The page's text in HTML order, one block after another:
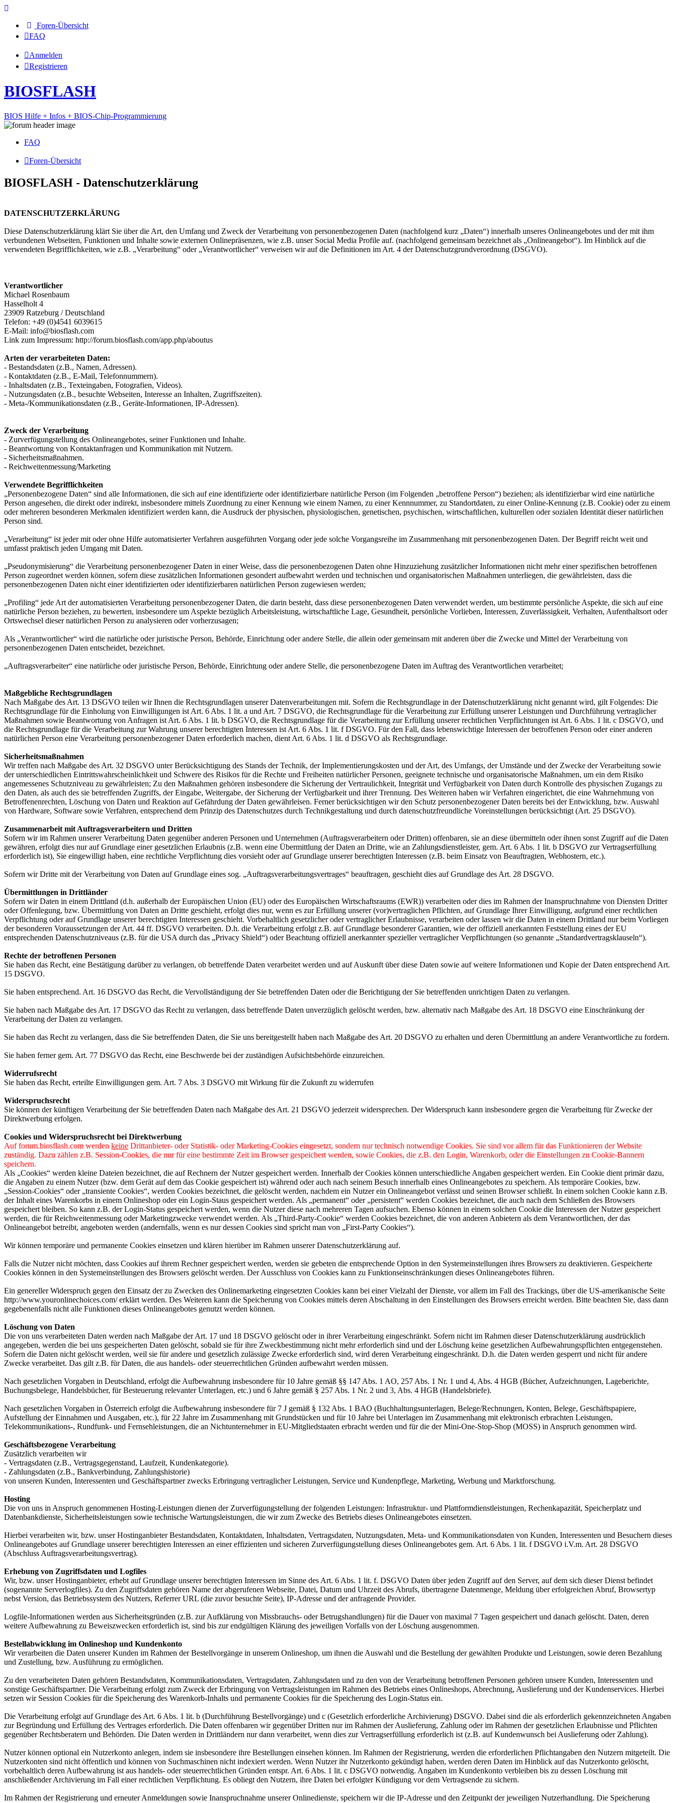
Foren-Übersicht
FAQ
Anmelden
Registrieren
BIOSFLASH
BIOS Hilfe + Infos + BIOS-Chip-Programmierung
FAQ
Foren-Übersicht
BIOSFLASH - Datenschutzerklärung
DATENSCHUTZERKLÄRUNG
Diese Datenschutzerklärung klärt Sie über die Art, den Umfang und Zweck der Verarbeitung von personenbezogenen Daten (nachfolgend kurz „Daten“) innerhalb unseres Onlineangebotes und der mit ihm
verbundenen Webseiten, Funktionen und Inhalte sowie externen Onlinepräsenzen, wie z.B. unser Social Media Profile auf. (nachfolgend gemeinsam bezeichnet als „Onlineangebot“). Im Hinblick auf die
verwendeten Begrifflichkeiten, wie z.B. „Verarbeitung“ oder „Verantwortlicher“ verweisen wir auf die Definitionen im Art. 4 der Datenschutzgrundverordnung (DSGVO).
Verantwortlicher
Michael Rosenbaum
Hasselholt 4
23909 Ratzeburg / Deutschland
Telefon: +49 (0)4541 6039615
E-Mail: info@biosflash.com
Link zum Impressum: http://forum.biosflash.com/app.php/aboutus
Arten der verarbeiteten Daten:
- Bestandsdaten (z.B., Namen, Adressen).
- Kontaktdaten (z.B., E-Mail, Telefonnummern).
- Inhaltsdaten (z.B., Texteingaben, Fotografien, Videos).
- Nutzungsdaten (z.B., besuchte Webseiten, Interesse an Inhalten, Zugriffszeiten).
- Meta-/Kommunikationsdaten (z.B., Geräte-Informationen, IP-Adressen).
Zweck der Verarbeitung
- Zurverfügungstellung des Onlineangebotes, seiner Funktionen und Inhalte.
- Beantwortung von Kontaktanfragen und Kommunikation mit Nutzern.
- Sicherheitsmaßnahmen.
- Reichweitenmessung/Marketing
Verwendete Begrifflichkeiten
„Personenbezogene Daten“ sind alle Informationen, die sich auf eine identifizierte oder identifizierbare natürliche Person (im Folgenden „betroffene Person“) beziehen; als identifizierbar wird eine natürliche
Person angesehen, die direkt oder indirekt, insbesondere mittels Zuordnung zu einer Kennung wie einem Namen, zu einer Kennnummer, zu Standortdaten, zu einer Online-Kennung (z.B. Cookie) oder zu einem
oder mehreren besonderen Merkmalen identifiziert werden kann, die Ausdruck der physischen, physiologischen, genetischen, psychischen, wirtschaftlichen, kulturellen oder sozialen Identität dieser natürlichen
Person sind.
„Verarbeitung“ ist jeder mit oder ohne Hilfe automatisierter Verfahren ausgeführten Vorgang oder jede solche Vorgangsreihe im Zusammenhang mit personenbezogenen Daten. Der Begriff reicht weit und
umfasst praktisch jeden Umgang mit Daten.
„Pseudonymisierung“ die Verarbeitung personenbezogener Daten in einer Weise, dass die personenbezogenen Daten ohne Hinzuziehung zusätzlicher Informationen nicht mehr einer spezifischen betroffenen
Person zugeordnet werden können, sofern diese zusätzlichen Informationen gesondert aufbewahrt werden und technischen und organisatorischen Maßnahmen unterliegen, die gewährleisten, dass die
personenbezogenen Daten nicht einer identifizierten oder identifizierbaren natürlichen Person zugewiesen werden;
„Profiling“ jede Art der automatisierten Verarbeitung personenbezogener Daten, die darin besteht, dass diese personenbezogenen Daten verwendet werden, um bestimmte persönliche Aspekte, die sich auf eine
natürliche Person beziehen, zu bewerten, insbesondere um Aspekte bezüglich Arbeitsleistung, wirtschaftliche Lage, Gesundheit, persönliche Vorlieben, Interessen, Zuverlässigkeit, Verhalten, Aufenthaltsort oder
Ortswechsel dieser natürlichen Person zu analysieren oder vorherzusagen;
Als „Verantwortlicher“ wird die natürliche oder juristische Person, Behörde, Einrichtung oder andere Stelle, die allein oder gemeinsam mit anderen über die Zwecke und Mittel der Verarbeitung von
personenbezogenen Daten entscheidet, bezeichnet.
„Auftragsverarbeiter“ eine natürliche oder juristische Person, Behörde, Einrichtung oder andere Stelle, die personenbezogene Daten im Auftrag des Verantwortlichen verarbeitet;
Maßgebliche Rechtsgrundlagen
Nach Maßgabe des Art. 13 DSGVO teilen wir Ihnen die Rechtsgrundlagen unserer Datenverarbeitungen mit. Sofern die Rechtsgrundlage in der Datenschutzerklärung nicht genannt wird, gilt Folgendes: Die
Rechtsgrundlage für die Einholung von Einwilligungen ist Art. 6 Abs. 1 lit. a und Art. 7 DSGVO, die Rechtsgrundlage für die Verarbeitung zur Erfüllung unserer Leistungen und Durchführung vertraglicher
Maßnahmen sowie Beantwortung von Anfragen ist Art. 6 Abs. 1 lit. b DSGVO, die Rechtsgrundlage für die Verarbeitung zur Erfüllung unserer rechtlichen Verpflichtungen ist Art. 6 Abs. 1 lit. c DSGVO, und
die Rechtsgrundlage für die Verarbeitung zur Wahrung unserer berechtigten Interessen ist Art. 6 Abs. 1 lit. f DSGVO. Für den Fall, dass lebenswichtige Interessen der betroffenen Person oder einer anderen
natürlichen Person eine Verarbeitung personenbezogener Daten erforderlich machen, dient Art. 6 Abs. 1 lit. d DSGVO als Rechtsgrundlage.
Sicherheitsmaßnahmen
Wir treffen nach Maßgabe des Art. 32 DSGVO unter Berücksichtigung des Stands der Technik, der Implementierungskosten und der Art, des Umfangs, der Umstände und der Zwecke der Verarbeitung sowie
der unterschiedlichen Eintrittswahrscheinlichkeit und Schwere des Risikos für die Rechte und Freiheiten natürlicher Personen, geeignete technische und organisatorische Maßnahmen, um ein dem Risiko
angemessenes Schutzniveau zu gewährleisten; Zu den Maßnahmen gehören insbesondere die Sicherung der Vertraulichkeit, Integrität und Verfügbarkeit von Daten durch Kontrolle des physischen Zugangs zu
den Daten, als auch des sie betreffenden Zugriffs, der Eingabe, Weitergabe, der Sicherung der Verfügbarkeit und ihrer Trennung. Des Weiteren haben wir Verfahren eingerichtet, die eine Wahrnehmung von
Betroffenenrechten, Löschung von Daten und Reaktion auf Gefährdung der Daten gewährleisen. Ferner berücksichtigen wir den Schutz personenbezogener Daten bereits bei der Entwicklung, bzw. Auswahl
von Hardware, Software sowie Verfahren, entsprechend dem Prinzip des Datenschutzes durch Technikgestaltung und durch datenschutzfreundliche Voreinstellungen berücksichtigt (Art. 25 DSGVO).
Zusammenarbeit mit Auftragsverarbeitern und Dritten
Sofern wir im Rahmen unserer Verarbeitung Daten gegenüber anderen Personen und Unternehmen (Auftragsverarbeitern oder Dritten) offenbaren, sie an diese übermitteln oder ihnen sonst Zugriff auf die Daten
gewähren, erfolgt dies nur auf Grundlage einer gesetzlichen Erlaubnis (z.B. wenn eine Übermittlung der Daten an Dritte, wie an Zahlungsdienstleister, gem. Art. 6 Abs. 1 lit. b DSGVO zur Vertragserfüllung
erforderlich ist), Sie eingewilligt haben, eine rechtliche Verpflichtung dies vorsieht oder auf Grundlage unserer berechtigten Interessen (z.B. beim Einsatz von Beauftragten, Webhostern, etc.).
Sofern wir Dritte mit der Verarbeitung von Daten auf Grundlage eines sog. „Auftragsverarbeitungsvertrages“ beauftragen, geschieht dies auf Grundlage des Art. 28 DSGVO.
Übermittlungen in Drittländer
Sofern wir Daten in einem Drittland (d.h. außerhalb der Europäischen Union (EU) oder des Europäischen Wirtschaftsraums (EWR)) verarbeiten oder dies im Rahmen der Inanspruchnahme von Diensten Dritter
oder Offenlegung, bzw. Übermittlung von Daten an Dritte geschieht, erfolgt dies nur, wenn es zur Erfüllung unserer (vor)vertraglichen Pflichten, auf Grundlage Ihrer Einwilligung, aufgrund einer rechtlichen
Verpflichtung oder auf Grundlage unserer berechtigten Interessen geschieht. Vorbehaltlich gesetzlicher oder vertraglicher Erlaubnisse, verarbeiten oder lassen wir die Daten in einem Drittland nur beim Vorliegen
der besonderen Voraussetzungen der Art. 44 ff. DSGVO verarbeiten. D.h. die Verarbeitung erfolgt z.B. auf Grundlage besonderer Garantien, wie der offiziell anerkannten Feststellung eines der EU
entsprechenden Datenschutzniveaus (z.B. für die USA durch das „Privacy Shield“) oder Beachtung offiziell anerkannter spezieller vertraglicher Verpflichtungen (so genannte „Standardvertragsklauseln“).
Rechte der betroffenen Personen
Sie haben das Recht, eine Bestätigung darüber zu verlangen, ob betreffende Daten verarbeitet werden und auf Auskunft über diese Daten sowie auf weitere Informationen und Kopie der Daten entsprechend Art.
15 DSGVO.
Sie haben entsprechend. Art. 16 DSGVO das Recht, die Vervollständigung der Sie betreffenden Daten oder die Berichtigung der Sie betreffenden unrichtigen Daten zu verlangen.
Sie haben nach Maßgabe des Art. 17 DSGVO das Recht zu verlangen, dass betreffende Daten unverzüglich gelöscht werden, bzw. alternativ nach Maßgabe des Art. 18 DSGVO eine Einschränkung der
Verarbeitung der Daten zu verlangen.
Sie haben das Recht zu verlangen, dass die Sie betreffenden Daten, die Sie uns bereitgestellt haben nach Maßgabe des Art. 20 DSGVO zu erhalten und deren Übermittlung an andere Verantwortliche zu fordern.
Sie haben ferner gem. Art. 77 DSGVO das Recht, eine Beschwerde bei der zuständigen Aufsichtsbehörde einzureichen.
Widerrufsrecht
Sie haben das Recht, erteilte Einwilligungen gem. Art. 7 Abs. 3 DSGVO mit Wirkung für die Zukunft zu widerrufen
Widerspruchsrecht
Sie können der künftigen Verarbeitung der Sie betreffenden Daten nach Maßgabe des Art. 21 DSGVO jederzeit widersprechen. Der Widerspruch kann insbesondere gegen die Verarbeitung für Zwecke der
Direktwerbung erfolgen.
Cookies und Widerspruchsrecht bei Direktwerbung
Auf forum.biosflash.com werden keine Drittanbieter- oder Statistik- oder Marketing-Cookies eingesetzt, sondern nur technisch notwendige Cookies. Sie sind vor allem für das Funktionieren der Website
zuständig. Dazu zählen z.B. Session-Cookies, die nur für eine bestimmte Zeit im Browser gespeichert werden, sowie Cookies, die z.B. den Login, Warenkorb, oder die Einstellungen zu Cookie-Bannern
speichern.
Als „Cookies“ werden kleine Dateien bezeichnet, die auf Rechnern der Nutzer gespeichert werden. Innerhalb der Cookies können unterschiedliche Angaben gespeichert werden. Ein Cookie dient primär dazu,
die Angaben zu einem Nutzer (bzw. dem Gerät auf dem das Cookie gespeichert ist) während oder auch nach seinem Besuch innerhalb eines Onlineangebotes zu speichern. Als temporäre Cookies, bzw.
„Session-Cookies“ oder „transiente Cookies“, werden Cookies bezeichnet, die gelöscht werden, nachdem ein Nutzer ein Onlineangebot verlässt und seinen Browser schließt. In einem solchen Cookie kann z.B.
der Inhalt eines Warenkorbs in einem Onlineshop oder ein Login-Staus gespeichert werden. Als „permanent“ oder „persistent“ werden Cookies bezeichnet, die auch nach dem Schließen des Browsers
gespeichert bleiben. So kann z.B. der Login-Status gespeichert werden, wenn die Nutzer diese nach mehreren Tagen aufsuchen. Ebenso können in einem solchen Cookie die Interessen der Nutzer gespeichert
werden, die für Reichweitenmessung oder Marketingzwecke verwendet werden. Als „Third-Party-Cookie“ werden Cookies bezeichnet, die von anderen Anbietern als dem Verantwortlichen, der das
Onlineangebot betreibt, angeboten werden (andernfalls, wenn es nur dessen Cookies sind spricht man von „First-Party Cookies“).
Wir können temporäre und permanente Cookies einsetzen und klären hierüber im Rahmen unserer Datenschutzerklärung auf.
Falls die Nutzer nicht möchten, dass Cookies auf ihrem Rechner gespeichert werden, werden sie gebeten die entsprechende Option in den Systemeinstellungen ihres Browsers zu deaktivieren. Gespeicherte
Cookies können in den Systemeinstellungen des Browsers gelöscht werden. Der Ausschluss von Cookies kann zu Funktionseinschränkungen dieses Onlineangebotes führen.
Ein genereller Widerspruch gegen den Einsatz der zu Zwecken des Onlinemarketing eingesetzten Cookies kann bei einer Vielzahl der Dienste, vor allem im Fall des Trackings, über die US-amerikanische Seite
http://www.youronlinechoices.com/ erklärt werden. Des Weiteren kann die Speicherung von Cookies mittels deren Abschaltung in den Einstellungen des Browsers erreicht werden. Bitte beachten Sie, dass dann
gegebenenfalls nicht alle Funktionen dieses Onlineangebotes genutzt werden können.
Löschung von Daten
Die von uns verarbeiteten Daten werden nach Maßgabe der Art. 17 und 18 DSGVO gelöscht oder in ihrer Verarbeitung eingeschränkt. Sofern nicht im Rahmen dieser Datenschutzerklärung ausdrücklich
angegeben, werden die bei uns gespeicherten Daten gelöscht, sobald sie für ihre Zweckbestimmung nicht mehr erforderlich sind und der Löschung keine gesetzlichen Aufbewahrungspflichten entgegenstehen.
Sofern die Daten nicht gelöscht werden, weil sie für andere und gesetzlich zulässige Zwecke erforderlich sind, wird deren Verarbeitung eingeschränkt. D.h. die Daten werden gesperrt und nicht für andere
Zwecke verarbeitet. Das gilt z.B. für Daten, die aus handels- oder steuerrechtlichen Gründen aufbewahrt werden müssen.
Nach gesetzlichen Vorgaben in Deutschland, erfolgt die Aufbewahrung insbesondere für 10 Jahre gemäß §§ 147 Abs. 1 AO, 257 Abs. 1 Nr. 1 und 4, Abs. 4 HGB (Bücher, Aufzeichnungen, Lageberichte,
Buchungsbelege, Handelsbücher, für Besteuerung relevanter Unterlagen, etc.) und 6 Jahre gemäß § 257 Abs. 1 Nr. 2 und 3, Abs. 4 HGB (Handelsbriefe).
Nach gesetzlichen Vorgaben in Österreich erfolgt die Aufbewahrung insbesondere für 7 J gemäß § 132 Abs. 1 BAO (Buchhaltungsunterlagen, Belege/Rechnungen, Konten, Belege, Geschäftspapiere,
Aufstellung der Einnahmen und Ausgaben, etc.), für 22 Jahre im Zusammenhang mit Grundstücken und für 10 Jahre bei Unterlagen im Zusammenhang mit elektronisch erbrachten Leistungen,
Telekommunikations-, Rundfunk- und Fernsehleistungen, die an Nichtunternehmer in EU-Mitgliedstaaten erbracht werden und für die der Mini-One-Stop-Shop (MOSS) in Anspruch genommen wird.
Geschäftsbezogene Verarbeitung
Zusätzlich verarbeiten wir
- Vertragsdaten (z.B., Vertragsgegenstand, Laufzeit, Kundenkategorie).
- Zahlungsdaten (z.B., Bankverbindung, Zahlungshistorie)
von unseren Kunden, Interessenten und Geschäftspartner zwecks Erbringung vertraglicher Leistungen, Service und Kundenpflege, Marketing, Werbung und Marktforschung.
Hosting
Die von uns in Anspruch genommenen Hosting-Leistungen dienen der Zurverfügungstellung der folgenden Leistungen: Infrastruktur- und Plattformdienstleistungen, Rechenkapazität, Speicherplatz und
Datenbankdienste, Sicherheitsleistungen sowie technische Wartungsleistungen, die wir zum Zwecke des Betriebs dieses Onlineangebotes einsetzen.
Hierbei verarbeiten wir, bzw. unser Hostinganbieter Bestandsdaten, Kontaktdaten, Inhaltsdaten, Vertragsdaten, Nutzungsdaten, Meta- und Kommunikationsdaten von Kunden, Interessenten und Besuchern dieses
Onlineangebotes auf Grundlage unserer berechtigten Interessen an einer effizienten und sicheren Zurverfügungstellung dieses Onlineangebotes gem. Art. 6 Abs. 1 lit. f DSGVO i.V.m. Art. 28 DSGVO
(Abschluss Auftragsverarbeitungsvertrag).
Erhebung von Zugriffsdaten und Logfiles
Wir, bzw. unser Hostinganbieter, erhebt auf Grundlage unserer berechtigten Interessen im Sinne des Art. 6 Abs. 1 lit. f. DSGVO Daten über jeden Zugriff auf den Server, auf dem sich dieser Dienst befindet
(sogenannte Serverlogfiles). Zu den Zugriffsdaten gehören Name der abgerufenen Webseite, Datei, Datum und Uhrzeit des Abrufs, übertragene Datenmenge, Meldung über erfolgreichen Abruf, Browsertyp
nebst Version, das Betriebssystem des Nutzers, Referrer URL (die zuvor besuchte Seite), IP-Adresse und der anfragende Provider.
Logfile-Informationen werden aus Sicherheitsgründen (z.B. zur Aufklärung von Missbrauchs- oder Betrugshandlungen) für die Dauer von maximal 7 Tagen gespeichert und danach gelöscht. Daten, deren
weitere Aufbewahrung zu Beweiszwecken erforderlich ist, sind bis zur endgültigen Klärung des jeweiligen Vorfalls von der Löschung ausgenommen.
Bestellabwicklung im Onlineshop und Kundenkonto
Wir verarbeiten die Daten unserer Kunden im Rahmen der Bestellvorgänge in unserem Onlineshop, um ihnen die Auswahl und die Bestellung der gewählten Produkte und Leistungen, sowie deren Bezahlung
und Zustellung, bzw. Ausführung zu ermöglichen.
Zu den verarbeiteten Daten gehören Bestandsdaten, Kommunikationsdaten, Vertragsdaten, Zahlungsdaten und zu den von der Verarbeitung betroffenen Personen gehören unsere Kunden, Interessenten und
sonstige Geschäftspartner. Die Verarbeitung erfolgt zum Zweck der Erbringung von Vertragsleistungen im Rahmen des Betriebs eines Onlineshops, Abrechnung, Auslieferung und der Kundenservices. Hierbei
setzen wir Session Cookies für die Speicherung des Warenkorb-Inhalts und permanente Cookies für die Speicherung des Login-Status ein.
Die Verarbeitung erfolgt auf Grundlage des Art. 6 Abs. 1 lit. b (Durchführung Bestellvorgänge) und c (Gesetzlich erforderliche Archivierung) DSGVO. Dabei sind die als erforderlich gekennzeichneten Angaben
zur Begründung und Erfüllung des Vertrages erforderlich. Die Daten offenbaren wir gegenüber Dritten nur im Rahmen der Auslieferung, Zahlung oder im Rahmen der gesetzlichen Erlaubnisse und Pflichten
gegenüber Rechtsberatern und Behörden. Die Daten werden in Drittländern nur dann verarbeitet, wenn dies zur Vertragserfüllung erforderlich ist (z.B. auf Kundenwunsch bei Auslieferung oder Zahlung).
Nutzer können optional ein Nutzerkonto anlegen, indem sie insbesondere ihre Bestellungen einsehen können. Im Rahmen der Registrierung, werden die erforderlichen Pflichtangaben den Nutzern mitgeteilt. Die
Nutzerkonten sind nicht öffentlich und können von Suchmaschinen nicht indexiert werden. Wenn Nutzer ihr Nutzerkonto gekündigt haben, werden deren Daten im Hinblick auf das Nutzerkonto gelöscht,
vorbehaltlich deren Aufbewahrung ist aus handels- oder steuerrechtlichen Gründen entspr. Art. 6 Abs. 1 lit. c DSGVO notwendig. Angaben im Kundenkonto verbleiben bis zu dessen Löschung mit
anschließender Archivierung im Fall einer rechtlichen Verpflichtung. Es obliegt den Nutzern, ihre Daten bei erfolgter Kündigung vor dem Vertragsende zu sichern.
Im Rahmen der Registrierung und erneuter Anmeldungen sowie Inanspruchnahme unserer Onlinedienste, speichern wir die IP-Adresse und den Zeitpunkt der jeweiligen Nutzerhandlung. Die Speicherung